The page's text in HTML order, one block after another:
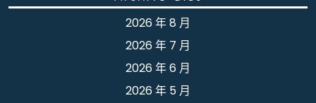
2026 年 8 月
2026 年 7 月
2026 年 6 月
2026 年 5 月